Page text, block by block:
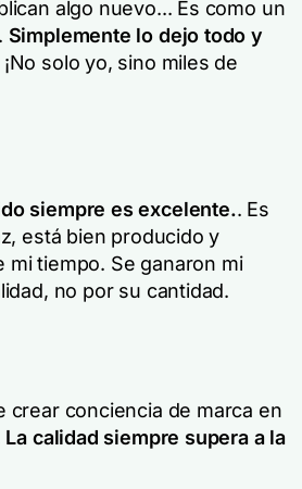
algo nuevo... Es como un
Simplemente lo dejo todo y
¡No solo yo, sino miles de
siempre es excelente.. Es
está bien producido y
mi tiempo. Se ganaron mi
no por su cantidad.
crear conciencia de marca en
La calidad siempre supera a la